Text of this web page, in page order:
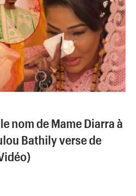
nom de Mame Diarra à
Bathily verse de